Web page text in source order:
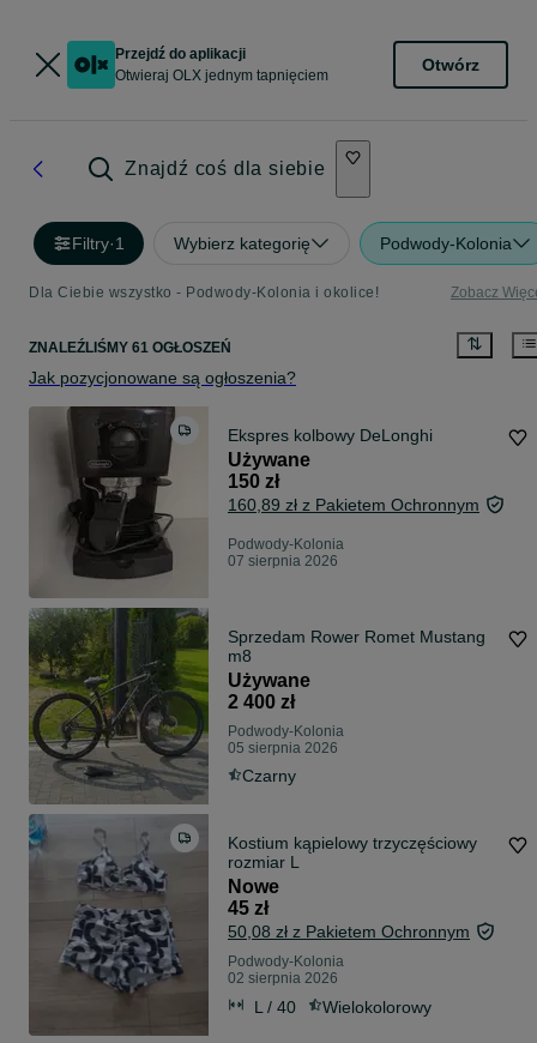
Przejdź do aplikacji
Otwieraj OLX jednym tapnięciem
Otwórz
Znajdź coś dla siebie
Filtry·1 Wybierz kategorię Podwody-Kolonia
Dla Ciebie wszystko - Podwody-Kolonia i okolice! Zobacz
ZNALEŹLIŚMY 61 OGŁOSZEŃ
Jak pozycjonowane są ogłoszenia?
Ekspres kolbowy DeLonghi
Używane
150 zł
160,89 zł z Pakietem Ochronnym
Podwody-Kolonia
07 sierpnia 2026
Sprzedam Rower Romet Mustang
m8
Używane
2 400 zł
Podwody-Kolonia
05 sierpnia 2026
Czarny
Kostium kąpielowy trzyczęściowy
rozmiar L
Nowe
45 zł
50,08 zł z Pakietem Ochronnym
Podwody-Kolonia
02 sierpnia 2026
L / 40 Wielokolorowy